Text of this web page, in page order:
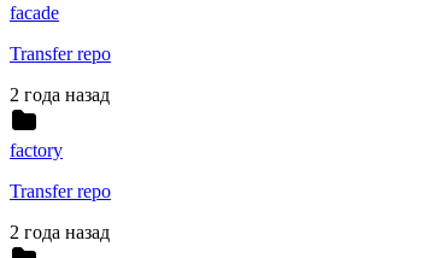
facade
Transfer repo
2 года назад
factory
Transfer repo
2 года назад